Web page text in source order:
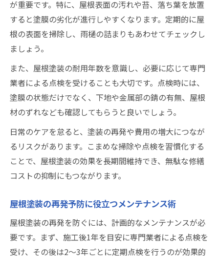
が重要です。特に、屋根表面の汚れや苔、落ち葉を放置
すると塗膜の劣化が進行しやすくなります。定期的に屋
根の表面を掃除し、雨樋の詰まりもあわせてチェックし
ましょう。
また、屋根塗装の耐用年数を意識し、必要に応じて専門
業者による点検を受けることも大切です。点検時には、
塗膜の状態だけでなく、下地や金属部の錆の有無、屋根
材のずれなども確認してもらうと良いでしょう。
日常のケアを怠ると、塗装の再発や費用の増大につなが
るリスクがあります。こまめな掃除や点検を習慣化する
ことで、屋根塗装の効果を長期間維持でき、無駄な修繕
コストの抑制にもつながります。
屋根塗装の再発予防に役立つメンテナンス術
屋根塗装の再発を防ぐには、計画的なメンテナンスが必
要です。まず、施工後1年を目安に専門業者による点検を
受け、その後は2～3年ごとに定期点検を行うのが効果的